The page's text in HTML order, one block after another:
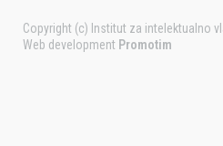
Copyright (c) Institut za intelektualno
Web development Promotim